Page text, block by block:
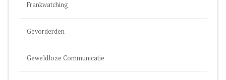
Frankwatching
Gevorderden
Geweldloze Communicatie